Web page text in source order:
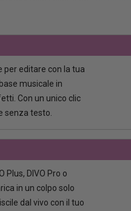
per editare con la tua
musicale in
Con un unico clic
senza testo.
Plus, DIVO Pro o
in un colpo solo
dal vivo con il tuo